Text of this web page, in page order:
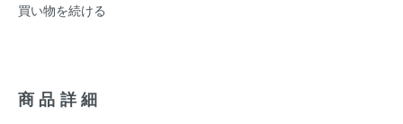
買い物を続ける
商品詳細